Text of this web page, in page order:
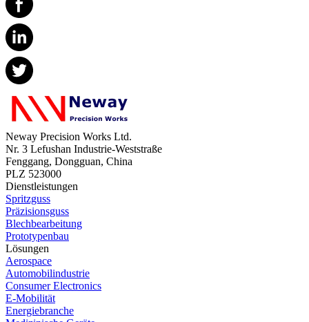
Neway Precision Works Ltd.
Nr. 3 Lefushan Industrie-Weststraße
Fenggang, Dongguan, China
PLZ 523000
Dienstleistungen
Spritzguss
Präzisionsguss
Blechbearbeitung
Prototypenbau
Lösungen
Aerospace
Automobilindustrie
Consumer Electronics
E-Mobilität
Energiebranche